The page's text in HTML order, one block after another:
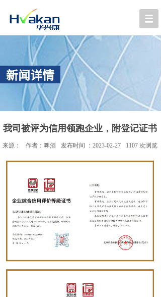
新闻详情
我司被评为信用领跑企业，附登记证书
来源： 作者： 啤酒 发布时间 ： 2023-02-27 1107 次浏览